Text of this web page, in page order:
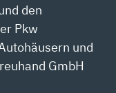
den
Pkw
und
GmbH